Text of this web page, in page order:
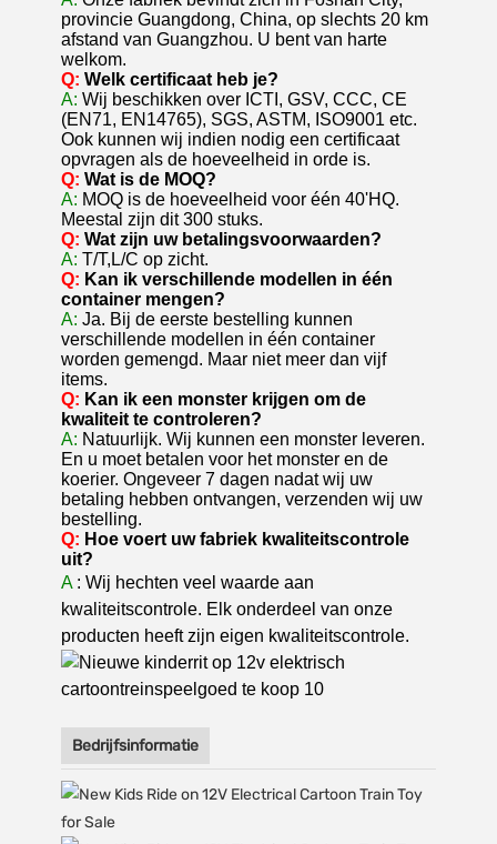
provincie Guangdong, China, op slechts 20 km
afstand van Guangzhou. U bent van harte
welkom.
Q: Welk certificaat heb je?
A: Wij beschikken over ICTI, GSV, CCC, CE
(EN71, EN14765), SGS, ASTM, ISO9001 etc.
Ook kunnen wij indien nodig een certificaat
opvragen als de hoeveelheid in orde is.
Q: Wat is de MOQ?
A: MOQ is de hoeveelheid voor één 40'HQ.
Meestal zijn dit 300 stuks.
Q: Wat zijn uw betalingsvoorwaarden?
A: T/T,L/C op zicht.
Q: Kan ik verschillende modellen in één
container mengen?
A: Ja. Bij de eerste bestelling kunnen
verschillende modellen in één container
worden gemengd. Maar niet meer dan vijf
items.
Q: Kan ik een monster krijgen om de
kwaliteit te controleren?
A: Natuurlijk. Wij kunnen een monster leveren.
En u moet betalen voor het monster en de
koerier. Ongeveer 7 dagen nadat wij uw
betaling hebben ontvangen, verzenden wij uw
bestelling.
Q: Hoe voert uw fabriek kwaliteitscontrole
uit?
A: Wij hechten veel waarde aan
kwaliteitscontrole. Elk onderdeel van onze
producten heeft zijn eigen kwaliteitscontrole.
Bedrijfsinformatie